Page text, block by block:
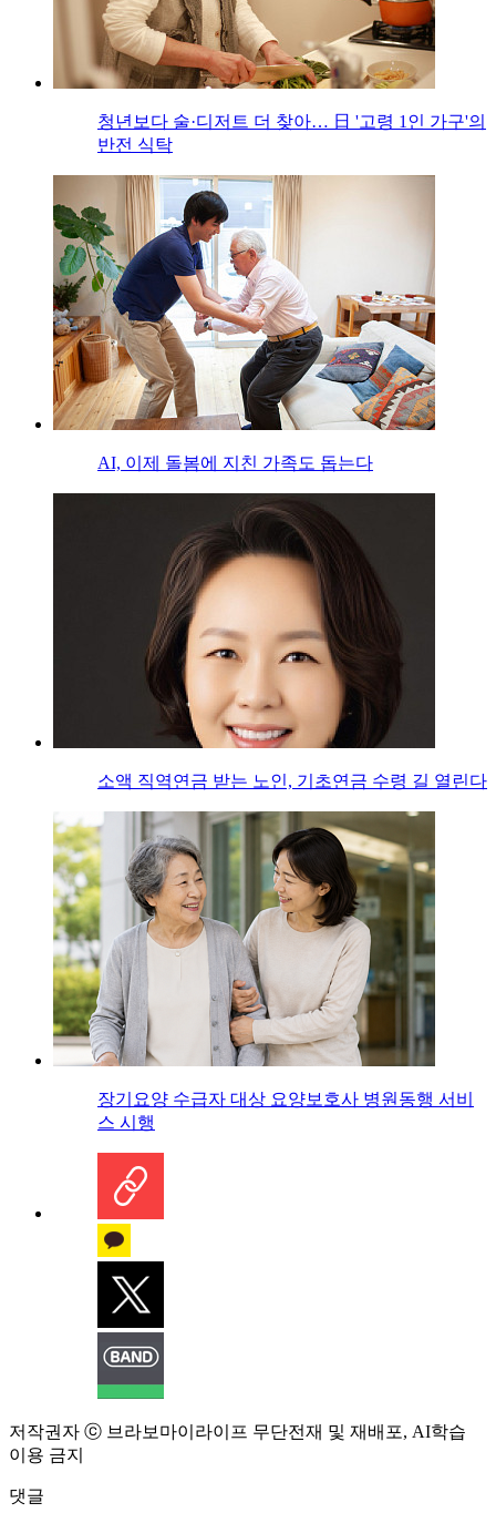
청년보다 술·디저트 더 찾아… 日 '고령 1인 가구'의
반전 식탁
AI, 이제 돌봄에 지친 가족도 돕는다
소액 직역연금 받는 노인, 기초연금 수령 길 열린다
장기요양 수급자 대상 요양보호사 병원동행 서비
스 시행
저작권자 ⓒ 브라보마이라이프 무단전재 및 재배포, AI학습
이용 금지
댓글